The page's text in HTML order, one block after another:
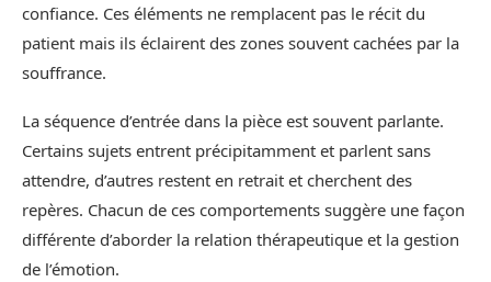
confiance. Ces éléments ne remplacent pas le récit du
patient mais ils éclairent des zones souvent cachées par la
souffrance.
La séquence d’entrée dans la pièce est souvent parlante.
Certains sujets entrent précipitamment et parlent sans
attendre, d’autres restent en retrait et cherchent des
repères. Chacun de ces comportements suggère une façon
différente d’aborder la relation thérapeutique et la gestion
de l’émotion.